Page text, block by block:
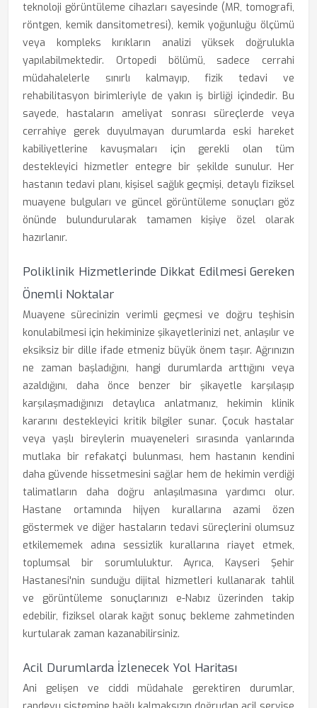
teknoloji görüntüleme cihazları sayesinde (MR, tomografi,
röntgen, kemik dansitometresi), kemik yoğunluğu ölçümü
veya kompleks kırıkların analizi yüksek doğrulukla
yapılabilmektedir. Ortopedi bölümü, sadece cerrahi
müdahalelerle sınırlı kalmayıp, fizik tedavi ve
rehabilitasyon birimleriyle de yakın iş birliği içindedir. Bu
sayede, hastaların ameliyat sonrası süreçlerde veya
cerrahiye gerek duyulmayan durumlarda eski hareket
kabiliyetlerine kavuşmaları için gerekli olan tüm
destekleyici hizmetler entegre bir şekilde sunulur. Her
hastanın tedavi planı, kişisel sağlık geçmişi, detaylı fiziksel
muayene bulguları ve güncel görüntüleme sonuçları göz
önünde bulundurularak tamamen kişiye özel olarak
hazırlanır.
Poliklinik Hizmetlerinde Dikkat Edilmesi Gereken
Önemli Noktalar
Muayene sürecinizin verimli geçmesi ve doğru teşhisin
konulabilmesi için hekiminize şikayetlerinizi net, anlaşılır ve
eksiksiz bir dille ifade etmeniz büyük önem taşır. Ağrınızın
ne zaman başladığını, hangi durumlarda arttığını veya
azaldığını, daha önce benzer bir şikayetle karşılaşıp
karşılaşmadığınızı detaylıca anlatmanız, hekimin klinik
kararını destekleyici kritik bilgiler sunar. Çocuk hastalar
veya yaşlı bireylerin muayeneleri sırasında yanlarında
mutlaka bir refakatçi bulunması, hem hastanın kendini
daha güvende hissetmesini sağlar hem de hekimin verdiği
talimatların daha doğru anlaşılmasına yardımcı olur.
Hastane ortamında hijyen kurallarına azami özen
göstermek ve diğer hastaların tedavi süreçlerini olumsuz
etkilememek adına sessizlik kurallarına riayet etmek,
toplumsal bir sorumluluktur. Ayrıca, Kayseri Şehir
Hastanesi'nin sunduğu dijital hizmetleri kullanarak tahlil
ve görüntüleme sonuçlarınızı e-Nabız üzerinden takip
edebilir, fiziksel olarak kağıt sonuç bekleme zahmetinden
kurtularak zaman kazanabilirsiniz.
Acil Durumlarda İzlenecek Yol Haritası
Ani gelişen ve ciddi müdahale gerektiren durumlar,